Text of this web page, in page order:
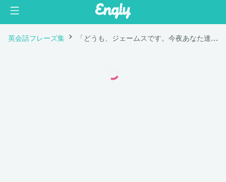
英会話フレーズ集 「どうも、ジェームスです。今夜あなた達のウェイターをします。」は英語で "Hi, I'm James. I'll be your server for tonight."